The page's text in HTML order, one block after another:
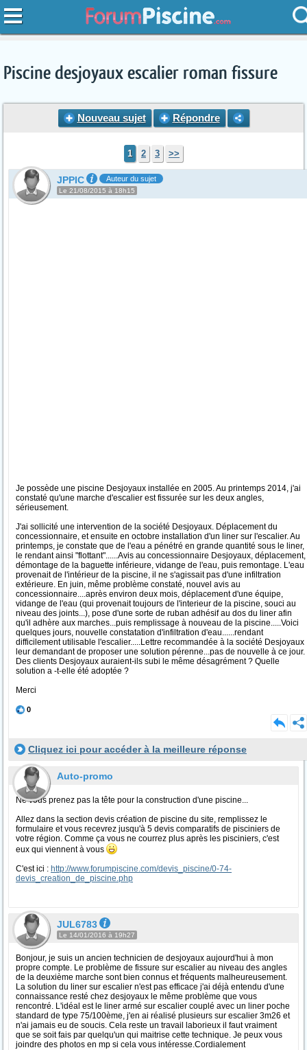
Piscine desjoyaux escalier roman fissure
Nouveau sujet Répondre
1 2 3 >>
JPPIC Auteur du sujet
Le 21/08/2015 à 18h15
Je possède une piscine Desjoyaux installée en 2005. Au printemps 2014, j'ai
constaté qu'une marche d'escalier est fissurée sur les deux angles,
sérieusement.
J'ai sollicité une intervention de la société Desjoyaux. Déplacement du
concessionnaire, et ensuite en octobre installation d'un liner sur l'escalier. Au
printemps, je constate que de l'eau a pénétré en grande quantité sous le liner,
le rendant ainsi "flottant"......Avis au concessionnaire Desjoyaux, déplacement,
démontage de la baguette inférieure, vidange de l'eau, puis remontage. L'eau
provenait de l'intérieur de la piscine, il ne s'agissait pas d'une infiltration
extérieure. En juin, même problème constaté, nouvel avis au
concessionnaire....après environ deux mois, déplacement d'une équipe,
vidange de l'eau (qui provenait toujours de l'interieur de la piscine, souci au
niveau des joints...), pose d'une sorte de ruban adhésif au dos du liner afin
qu'il adhère aux marches...puis remplissage à nouveau de la piscine.....Voici
quelques jours, nouvelle constatation d'infiltration d'eau......rendant
difficilement utilisable l'escalier.....Lettre recommandée à la société Desjoyaux
leur demandant de proposer une solution pérenne...pas de nouvelle à ce jour.
Des clients Desjoyaux auraient-ils subi le même désagrément ? Quelle
solution a -t-elle été adoptée ?
Merci
0
Cliquez ici pour accéder à la meilleure réponse
Auto-promo
Ne vous prenez pas la tête pour la construction d'une piscine...
Allez dans la section devis création de piscine du site, remplissez le
formulaire et vous recevrez jusqu'à 5 devis comparatifs de pisciniers de
votre région. Comme ça vous ne courrez plus après les pisciniers, c'est
eux qui viennent à vous
C'est ici : http://www.forumpiscine.com/devis_piscine/0-74-
devis_creation_de_piscine.php
JUL6783
Le 14/01/2016 à 19h27
Bonjour, je suis un ancien technicien de desjoyaux aujourd'hui à mon
propre compte. Le problème de fissure sur escalier au niveau des angles
de la deuxième marche sont bien connus et fréquents malheureusement.
La solution du liner sur escalier n'est pas efficace j'ai déjà entendu d'une
connaissance resté chez desjoyaux le même problème que vous
rencontré. L'idéal est le liner armé sur escalier couplé avec un liner poche
standard de type 75/100ème, j'en ai réalisé plusieurs sur escalier 3m26 et
n'ai jamais eu de soucis. Cela reste un travail laborieux il faut vraiment
que se soit fais par quelqu'un qui maitrise cette technique. Je peux vous
joindre des photos en mp si cela vous intéresse.Cordialement